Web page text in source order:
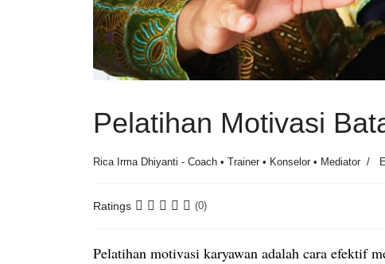
Pelatihan Motivasi
Rica Irma Dhiyanti - Coach • Trainer • Konselor • Mediator
Ratings (0)
Pelatihan motivasi karyawan adalah cara efektif